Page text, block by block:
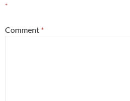
*
Comment *